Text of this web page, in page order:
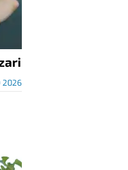
2026